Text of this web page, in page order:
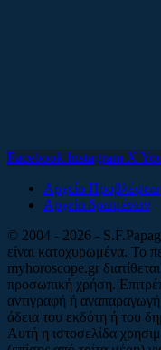
Facebook Instagram X
Αρχείο
Αρχείο δρωμένων
© 2004 - 2026 -
είναι κατοχυρωμένα. Το
myhoroscope.gr
προσωπική χρήση.
αντιγραφή ή
άδεια του εκδότη ή του
Αυτή η ιστοσελίδα